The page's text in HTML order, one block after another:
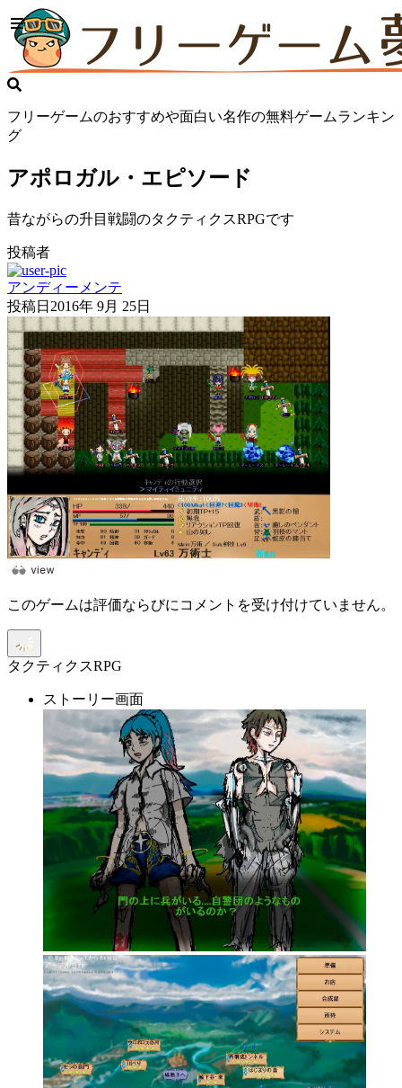
フリーゲームのおすすめや面白い名作の無料ゲームランキン
グ
アポロガル・エピソード
昔ながらの升目戦闘のタクティクスRPGです
投稿者
アンディーメンテ
投稿日 2016年 9月 25日
このゲームは評価ならびにコメントを受け付けていません。
タクティクスRPG
ストーリー画面